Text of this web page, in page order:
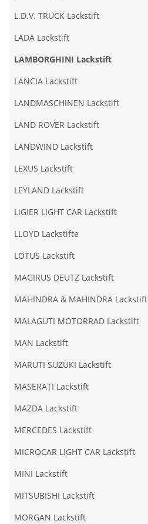
L.D.V. TRUCK Lackstift
LADA Lackstift
LAMBORGHINI Lackstift
LANCIA Lackstift
LANDMASCHINEN Lackstift
LAND ROVER Lackstift
LANDWIND Lackstift
LEXUS Lackstift
LEYLAND Lackstift
LIGIER LIGHT CAR Lackstift
LLOYD Lackstifte
LOTUS Lackstift
MAGIRUS DEUTZ Lackstift
MAHINDRA & MAHINDRA Lackstift
MALAGUTI MOTORRAD Lackstift
MAN Lackstift
MARUTI SUZUKI Lackstift
MASERATI Lackstift
MAZDA Lackstift
MERCEDES Lackstift
MICROCAR LIGHT CAR Lackstift
MINI Lackstift
MITSUBISHI Lackstift
MORGAN Lackstift